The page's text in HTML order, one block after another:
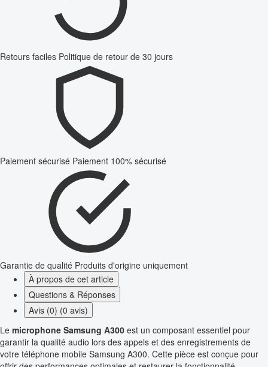
Retours faciles Politique de retour de 30 jours
Paiement sécurisé Paiement 100% sécurisé
Garantie de qualité Produits d'origine uniquement
À propos de cet article
Questions & Réponses
Avis (0) (0 avis)
Le microphone Samsung A300 est un composant essentiel pour
garantir la qualité audio lors des appels et des enregistrements de
votre téléphone mobile Samsung A300. Cette pièce est conçue pour